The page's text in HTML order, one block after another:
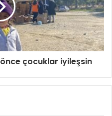
önce çocuklar iyileşsin